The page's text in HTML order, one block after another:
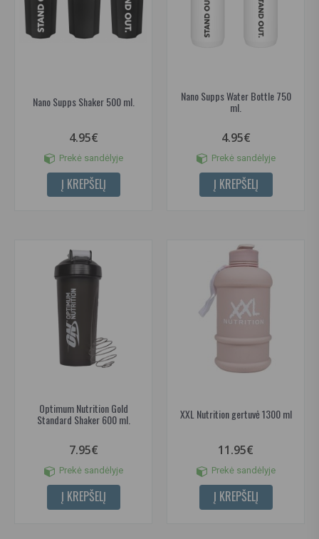
Nano Supps Shaker 500 ml.
4.95€
Prekė sandėlyje
Į KREPŠELĮ
Nano Supps Water Bottle 750
ml.
4.95€
Prekė sandėlyje
Į KREPŠELĮ
Optimum Nutrition Gold
Standard Shaker 600 ml.
7.95€
Prekė sandėlyje
Į KREPŠELĮ
XXL Nutrition gertuvė 1300 ml
11.95€
Prekė sandėlyje
Į KREPŠELĮ